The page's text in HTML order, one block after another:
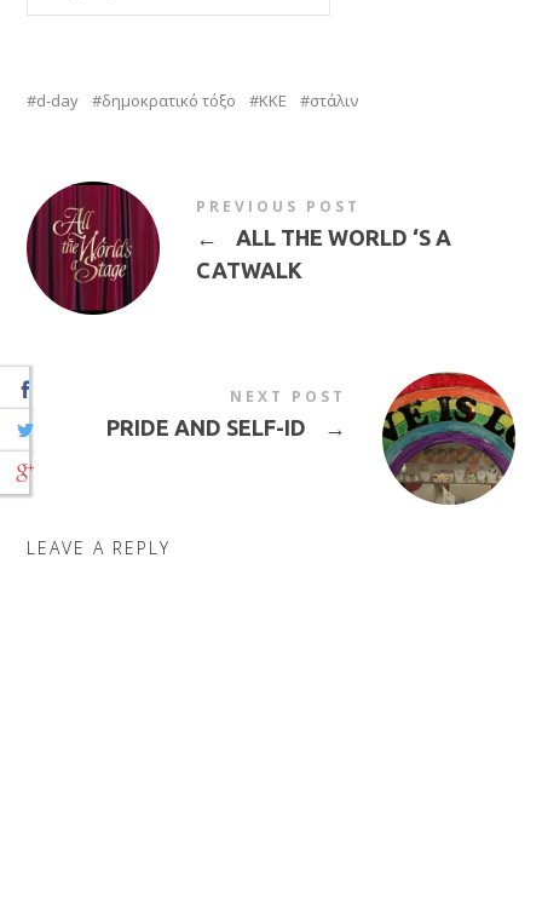
d-day δημοκρατικό τόξο ΚΚΕ στάλιν
PREVIOUS POST
←
ALL THE WORLD ‘S A
CATWALK
NEXT POST
PRIDE AND SELF-ID →
LEAVE A REPLY